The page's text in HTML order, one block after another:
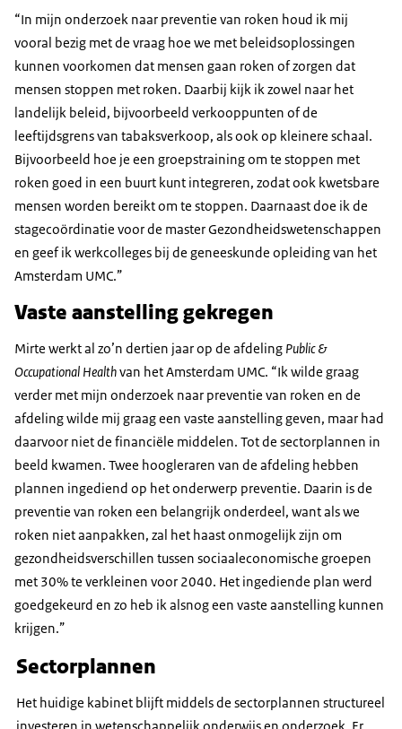
“In mijn onderzoek naar preventie van roken houd ik mij
vooral bezig met de vraag hoe we met beleidsoplossingen
kunnen voorkomen dat mensen gaan roken of zorgen dat
mensen stoppen met roken. Daarbij kijk ik zowel naar het
landelijk beleid, bijvoorbeeld verkooppunten of de
leeftijdsgrens van tabaksverkoop, als ook op kleinere schaal.
Bijvoorbeeld hoe je een groepstraining om te stoppen met
roken goed in een buurt kunt integreren, zodat ook kwetsbare
mensen worden bereikt om te stoppen. Daarnaast doe ik de
stagecoördinatie voor de master Gezondheidswetenschappen
en geef ik werkcolleges bij de geneeskunde opleiding van het
Amsterdam UMC.”
Vaste aanstelling gekregen
Mirte werkt al zo’n dertien jaar op de afdeling Public &
Occupational Healthvan het Amsterdam UMC. “Ik wilde graag
verder met mijn onderzoek naar preventie van roken en de
afdeling wilde mij graag een vaste aanstelling geven, maar had
daarvoor niet de financiële middelen. Tot de sectorplannen in
beeld kwamen. Twee hoogleraren van de afdeling hebben
plannen ingediend op het onderwerp preventie. Daarin is de
preventie van roken een belangrijk onderdeel, want als we
roken niet aanpakken, zal het haast onmogelijk zijn om
gezondheidsverschillen tussen sociaaleconomische groepen
met 30% te verkleinen voor 2040. Het ingediende plan werd
goedgekeurd en zo heb ik alsnog een vaste aanstelling kunnen
krijgen.”
Sectorplannen
Het huidige kabinet blijft middels de sectorplannen structureel